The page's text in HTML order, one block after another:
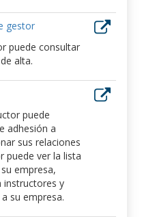
gestor
puede consultar
alta.
puede
adhesión a
sus relaciones
puede ver la lista
empresa,
instructores y
su empresa.